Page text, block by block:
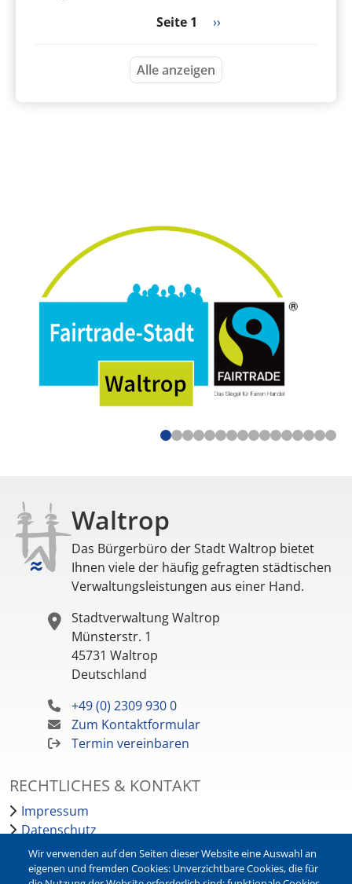
Seitennummerierung
Seite 1 Nächste Seite
››
Alle anzeigen
Waltrop
Das Bürgerbüro der Stadt Waltrop bietet
Ihnen viele der häufig gefragten städtischen
Verwaltungsleistungen aus einer Hand.
Stadtverwaltung Waltrop
Münsterstr. 1
45731 Waltrop
Deutschland
+49 (0) 2309 930 0
Zum Kontaktformular
Termin vereinbaren
RECHTLICHES & KONTAKT
Impressum
Datenschutz
Barrierefreiheit
Leichte Sprache
Wir verwenden auf den Seiten dieser Website eine Auswahl an
eigenen und fremden Cookies: Unverzichtbare Cookies, die für